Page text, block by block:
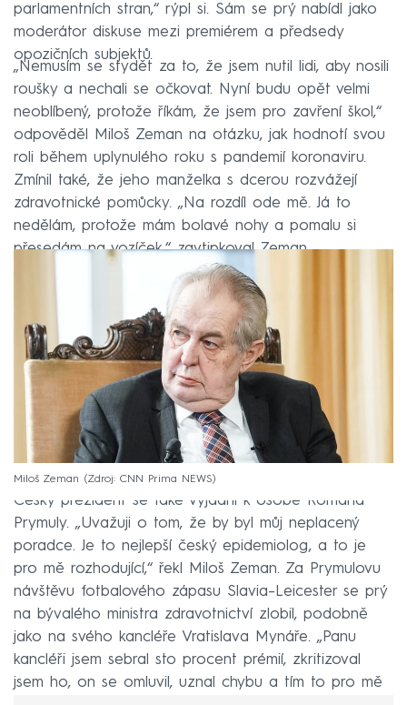
parlamentních stran,“ rýpl si. Sám se prý nabídl jako
moderátor diskuse mezi premiérem a předsedy
opozičních subjektů.
„Nemusím se stydět za to, že jsem nutil lidi, aby nosili
roušky a nechali se očkovat. Nyní budu opět velmi
neoblíbený, protože říkám, že jsem pro zavření škol,“
odpověděl Miloš Zeman na otázku, jak hodnotí svou
roli během uplynulého roku s pandemií koronaviru.
Zmínil také, že jeho manželka s dcerou rozvážejí
zdravotnické pomůcky. „Na rozdíl ode mě. Já to
nedělám, protože mám bolavé nohy a pomalu si
přesedám na vozíček,“ zavtipkoval Zeman.
Miloš Zeman Zdroj: CNN Prima NEWS
Český prezident se také vyjádřil k osobě Romana
Prymuly. „Uvažuji o tom, že by byl můj neplacený
poradce. Je to nejlepší český epidemiolog, a to je
pro mě rozhodující,“ řekl Miloš Zeman. Za Prymulovu
návštěvu fotbalového zápasu Slavia–Leicester se prý
na bývalého ministra zdravotnictví zlobil, podobně
jako na svého kancléře Vratislava Mynáře. „Panu
kancléři jsem sebral sto procent prémií, zkritizoval
jsem ho, on se omluvil, uznal chybu a tím to pro mě